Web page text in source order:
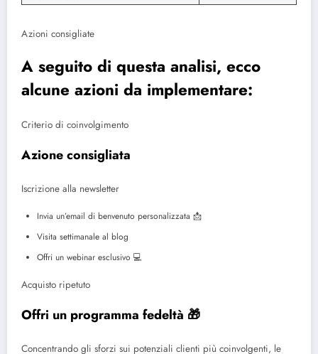
Azioni consigliate
A seguito di questa analisi, ecco
alcune azioni da implementare:
Criterio di coinvolgimento
Azione consigliata
Iscrizione alla newsletter
Invia un’email di benvenuto personalizzata 📩
Visita settimanale al blog
Offri un webinar esclusivo 💻
Acquisto ripetuto
Offri un programma fedeltà 🎁
Concentrando gli sforzi sui potenziali clienti più coinvolgenti, le